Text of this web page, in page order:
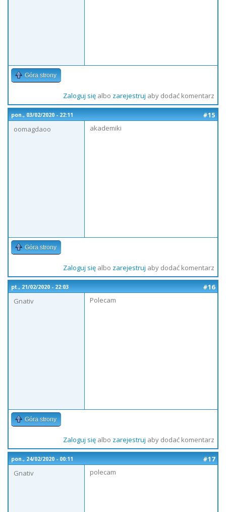
Góra strony
Zaloguj sięalbo zarejestruj aby dodać komentarz
pon., 03/02/2020 - 22:11
#15
oomagdaoo
akademiki
Góra strony
Zaloguj sięalbo zarejestruj aby dodać komentarz
pt., 21/02/2020 - 22:03
#16
Gnativ
Polecam
Góra strony
Zaloguj sięalbo zarejestruj aby dodać komentarz
pon., 24/02/2020 - 00:11
#17
Gnativ
polecam